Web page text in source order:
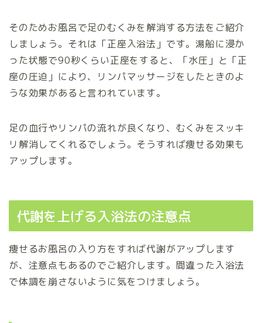
そのためお風呂で足のむくみを解消する方法をご紹介
しましょう。それは「正座入浴法」です。湯船に浸か
った状態で90秒くらい正座をすると、「水圧」と「正
座の圧迫」により、リンパマッサージをしたときのよ
うな効果があると言われています。
足の血行やリンパの流れが良くなり、むくみをスッキ
リ解消してくれるでしょう。そうすれば痩せる効果も
アップします。
代謝を上げる入浴法の注意点
痩せるお風呂の入り方をすれば代謝がアップします
が、注意点もあるのでご紹介します。間違った入浴法
で体調を崩さないように気をつけましょう。